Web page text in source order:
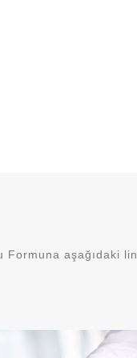
aşağıdaki